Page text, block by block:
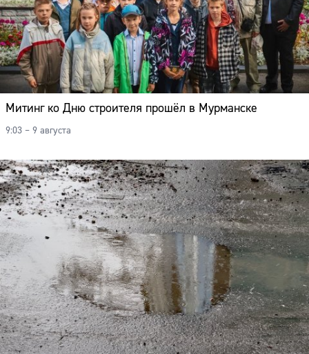
Митинг ко Дню строителя прошёл в Мурманске
9:03 – 9 августа